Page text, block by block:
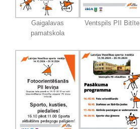
Gaigalavas
pamatskola
Ventspils PII Bitīte